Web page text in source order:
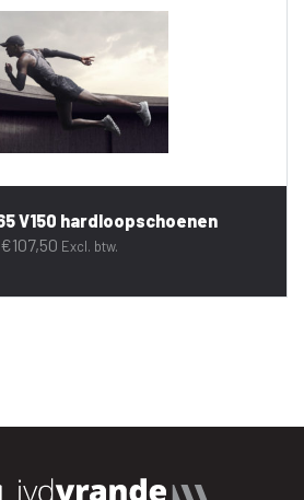
V150 hardloopschoenen
€107,50 Excl. btw.